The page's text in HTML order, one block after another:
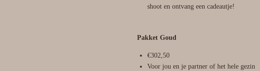
shoot en ontvang een cadeautje!
Pakket Goud
€302,50
Voor jou en je partner of het hele gezin